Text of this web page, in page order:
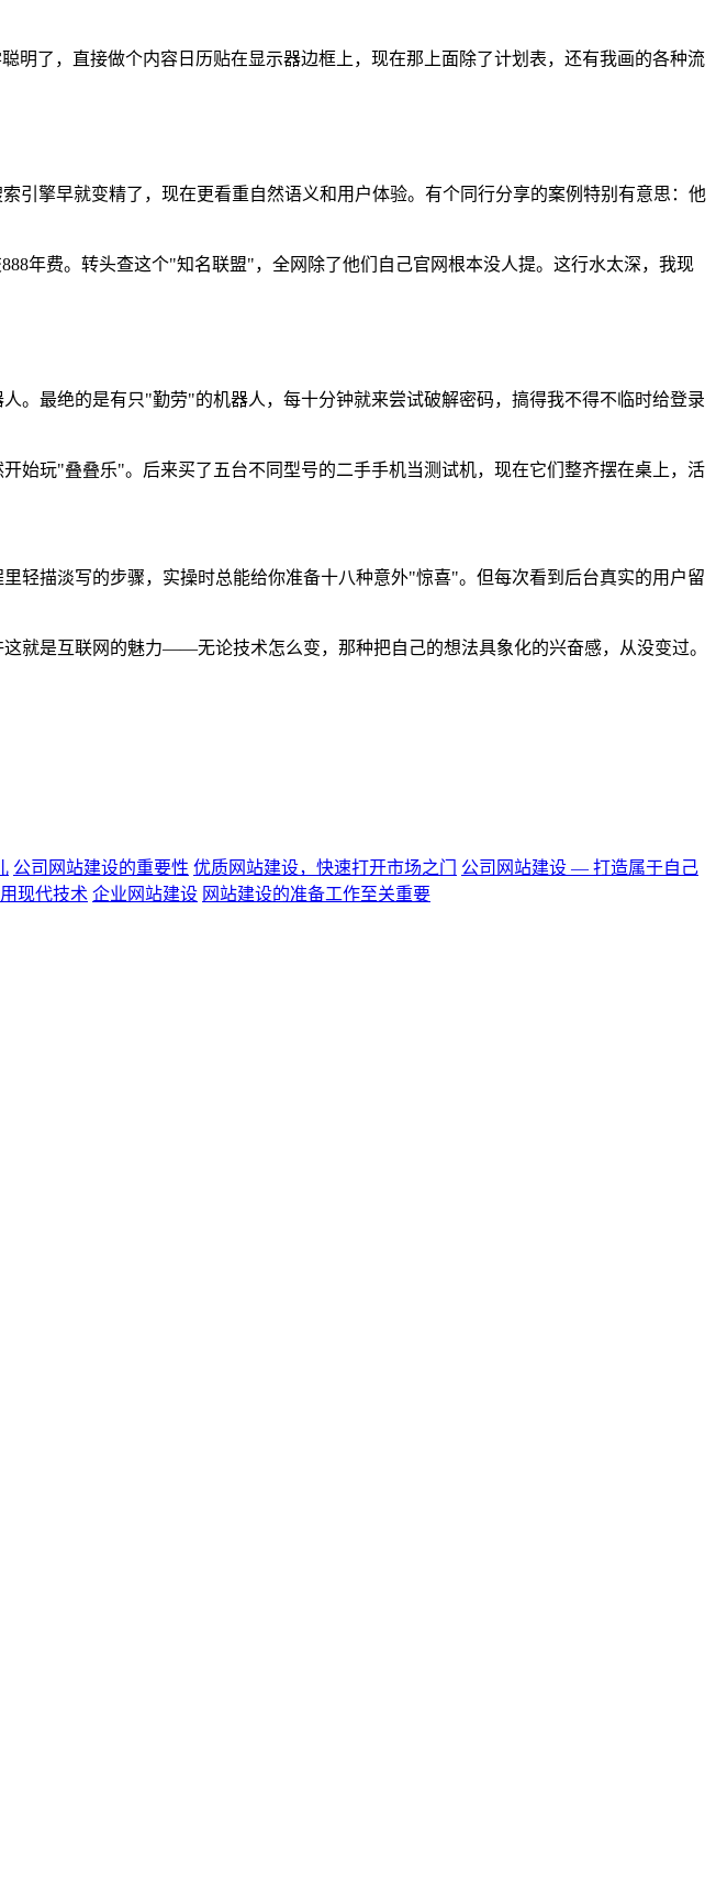
了，直接做个内容日历贴在显示器边框上，现在那上面除了计划表，还有我画的各种流
引擎早就变精了，现在更看重自然语义和用户体验。有个同行分享的案例特别有意思：他
年费。转头查这个"知名联盟"，全网除了他们自己官网根本没人提。这行水太深，我现
。最绝的是有只"勤劳"的机器人，每十分钟就来尝试破解密码，搞得我不得不临时给登录
始玩"叠叠乐"。后来买了五台不同型号的二手手机当测试机，现在它们整齐摆在桌上，活
轻描淡写的步骤，实操时总能给你准备十八种意外"惊喜"。但每次看到后台真实的用户留
就是互联网的魅力——无论技术怎么变，那种把自己的想法具象化的兴奋感，从没变过。
公司网站建设的重要性 优质网站建设，快速打开市场之门
公司网站建设 — 打造属于自己
现代技术 企业网站建设 网站建设的准备工作至关重要